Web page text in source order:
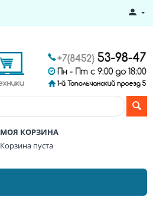
МОЯ КОРЗИНА
Корзина пуста